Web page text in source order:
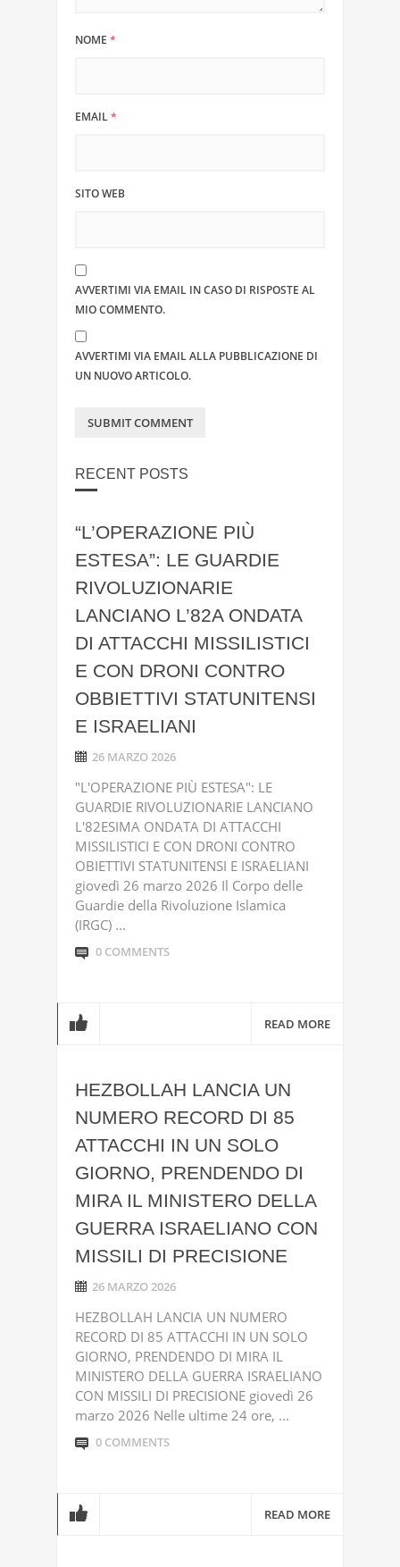
NOME *
EMAIL*
SITO WEB
AVVERTIMI VIA EMAIL IN CASO DI RISPOSTE AL
MIO COMMENTO.
AVVERTIMI VIA EMAIL ALLA PUBBLICAZIONE DI
UN NUOVO ARTICOLO.
RECENT POSTS
“L’OPERAZIONE PIÙ
ESTESA”: LE GUARDIE
RIVOLUZIONARIE
LANCIANO L’82A ONDATA
DI ATTACCHI MISSILISTICI
E CON DRONI CONTRO
OBBIETTIVI STATUNITENSI
E ISRAELIANI
26 MARZO 2026
"L'OPERAZIONE PIÙ ESTESA": LE
GUARDIE RIVOLUZIONARIE LANCIANO
L'82ESIMA ONDATA DI ATTACCHI
MISSILISTICI E CON DRONI CONTRO
OBIETTIVI STATUNITENSI E ISRAELIANI
giovedì 26 marzo 2026 Il Corpo delle
Guardie della Rivoluzione Islamica
(IRGC) ...
0 COMMENTS
READ MORE
HEZBOLLAH LANCIA UN
NUMERO RECORD DI 85
ATTACCHI IN UN SOLO
GIORNO, PRENDENDO DI
MIRA IL MINISTERO DELLA
GUERRA ISRAELIANO CON
MISSILI DI PRECISIONE
26 MARZO 2026
HEZBOLLAH LANCIA UN NUMERO
RECORD DI 85 ATTACCHI IN UN SOLO
GIORNO, PRENDENDO DI MIRA IL
MINISTERO DELLA GUERRA ISRAELIANO
CON MISSILI DI PRECISIONE giovedì 26
marzo 2026 Nelle ultime 24 ore, ...
0 COMMENTS
READ MORE